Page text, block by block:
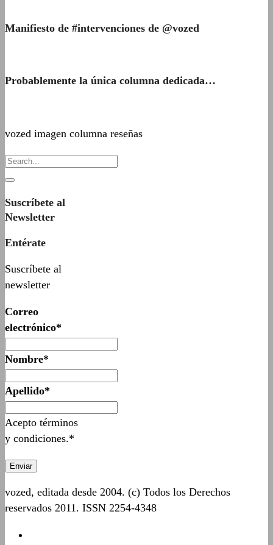
Manifiesto de #intervenciones de @vozed
Probablemente la única columna dedicada…
vozed imagen columna reseñas
Suscríbete al
Newsletter
Entérate
Suscríbete al
newsletter
Correo
electrónico*
Nombre*
Apellido*
Acepto términos
y condiciones.*
vozed, editada desde 2004. (c) Todos los Derechos
reservados 2011. ISSN 2254-4348